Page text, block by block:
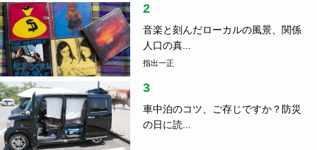
2
音楽と刻んだローカルの風景、関係
人口の真...
指出一正
3
車中泊のコツ、ご存じですか？防災
の日に読...